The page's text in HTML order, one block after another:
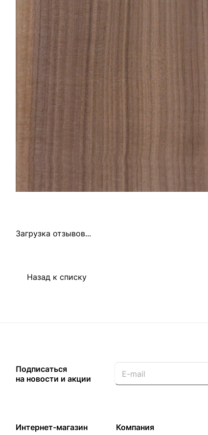
Отзывы Оплата Доставка
Загрузка отзывов...
Назад к списку
Подписаться
на новости и акции
Интернет-магазин Компания